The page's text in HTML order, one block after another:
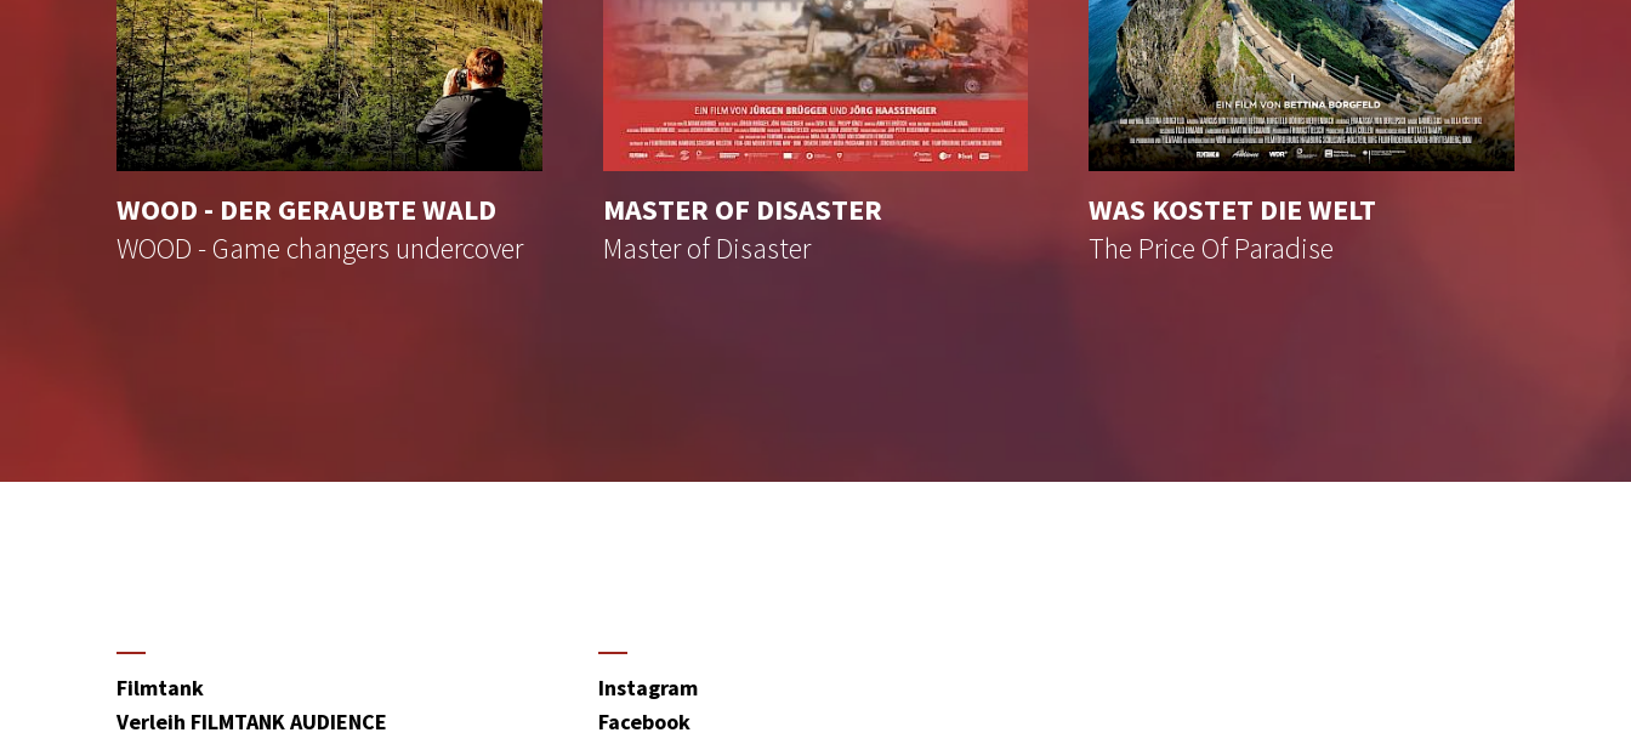
WOOD - DER GERAUBTE WALD
WOOD - Game changers undercover
MASTER OF DISASTER
Master of Disaster
WAS KOSTET DIE WELT
The Price Of Paradise
Filmtank
Verleih FILMTANK AUDIENCE
Instagram
Facebook